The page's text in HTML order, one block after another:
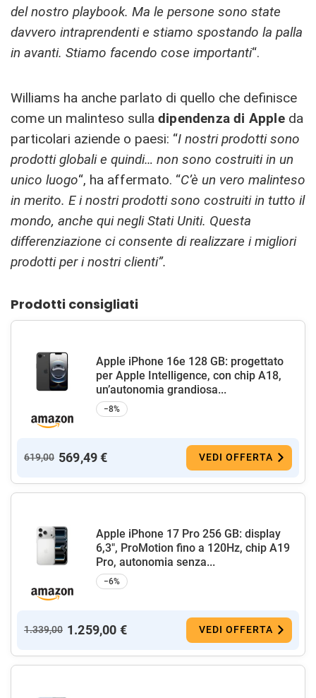
del nostro playbook. Ma le persone sono state
davvero intraprendenti e stiamo spostando la palla
in avanti. Stiamo facendo cose importanti“.
Williams ha anche parlato di quello che definisce
come un malinteso sulla dipendenza di Appleda
particolari aziende o paesi: “I nostri prodotti sono
prodotti globali e quindi… non sono costruiti in un
unico luogo“, ha affermato. “C’è un vero malinteso
in merito. E i nostri prodotti sono costruiti in tutto il
mondo, anche qui negli Stati Uniti. Questa
differenziazione ci consente di realizzare i migliori
prodotti per i nostri clienti”.
Prodotti consigliati
Apple iPhone 16e 128 GB: progettato
per Apple Intelligence, con chip A18,
un’autonomia grandiosa...
−8%
619,00 569,49 € VEDI OFFERTA
Apple iPhone 17 Pro 256 GB: display
6,3", ProMotion fino a 120Hz, chip A19
Pro, autonomia senza...
−6%
1.339,00 1.259,00 € VEDI OFFERTA